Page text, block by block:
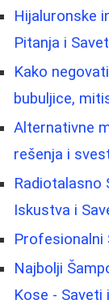
Hijaluronske
Pitanja i
Kako
bubuljice,
Alternativne
rešenja i
Radiotalasno
Iskustva i
Profesionalni
Najbolji
Kose - Saveti